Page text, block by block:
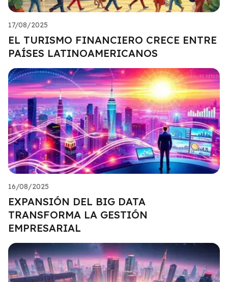
17/08/2025
EL TURISMO FINANCIERO CRECE ENTRE
PAÍSES LATINOAMERICANOS
16/08/2025
EXPANSIÓN DEL BIG DATA
TRANSFORMA LA GESTIÓN
EMPRESARIAL